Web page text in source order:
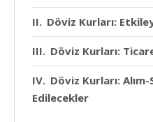
Döviz Kurları:
Döviz Kurları:
Döviz Kurları:
Edilecekler